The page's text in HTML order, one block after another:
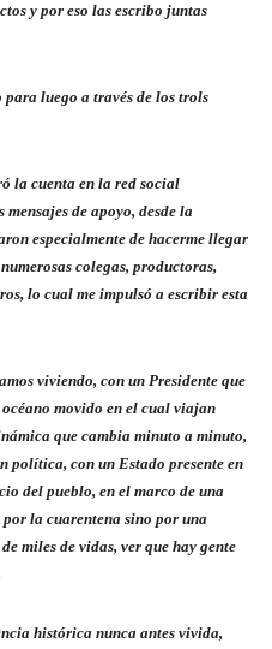
y por eso las escribo juntas
para luego a través de los trols
la cuenta en la red social
de apoyo, desde la
especialmente de hacerme llegar
colegas, productoras,
lo cual me impulsó a escribir esta
viviendo, con un Presidente que
movido en el cual viajan
que cambia minuto a minuto,
política, con un Estado presente en
del pueblo, en el marco de una
la cuarentena sino por una
miles de vidas, ver que hay gente
histórica nunca antes vivida,